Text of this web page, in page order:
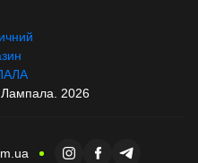
Лампала. 2026